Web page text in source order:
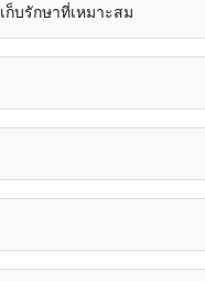
ก็บรักษาที่เหมาะสม